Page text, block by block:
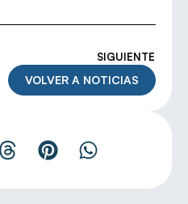
SIGUIENTE
VOLVER A NOTICIAS